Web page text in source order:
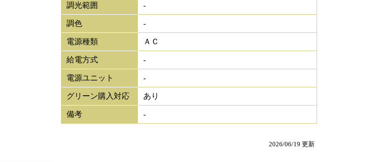
調光範囲 -
調色 -
電源種類 ＡＣ
給電方式 -
電源ユニット -
グリーン購入対応 あり
備考 -
2026/06/19 更新